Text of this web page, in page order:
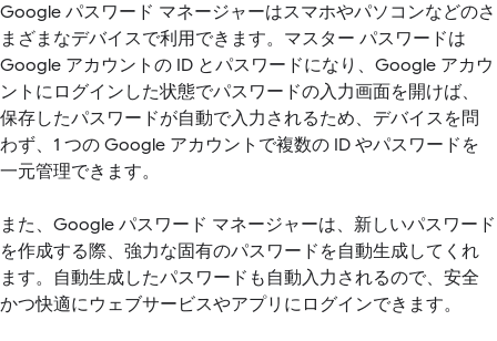
Google パスワード マネージャーはスマホやパソコンなどのさ
まざまなデバイスで利用できます。マスター パスワードは
Google アカウントの ID とパスワードになり、Google アカウ
ントにログインした状態でパスワードの入力画面を開けば、
保存したパスワードが自動で入力されるため、デバイスを問
わず、1 つの Google アカウントで複数の ID やパスワードを
一元管理できます。
また、Google パスワード マネージャーは、新しいパスワード
を作成する際、強力な固有のパスワードを自動生成してくれ
ます。自動生成したパスワードも自動入力されるので、安全
かつ快適にウェブサービスやアプリにログインできます。